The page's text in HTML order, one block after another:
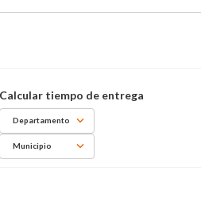
Departamento
Municipio